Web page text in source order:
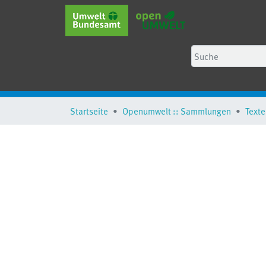
Startseite Openumwelt :: Sammlungen Texte